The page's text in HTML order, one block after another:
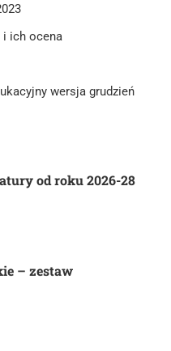
i ich ocena
wersja grudzień
od roku 2026-28
– zestaw